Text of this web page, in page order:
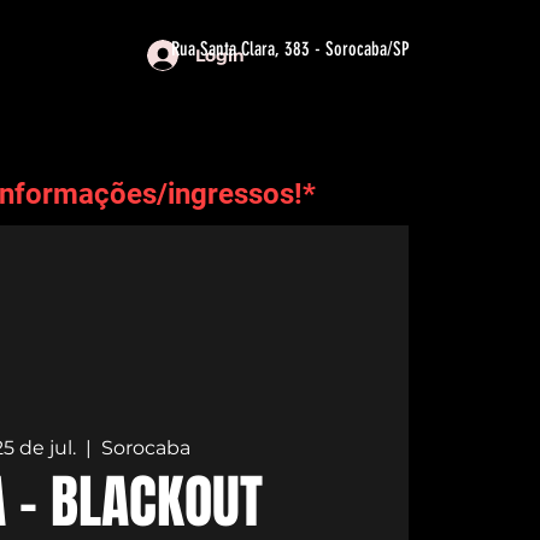
Rua Santa Clara, 383 - Sorocaba/SP
Login
ingressos!*
de jul.
  |
Sorocaba
- BLACKOUT